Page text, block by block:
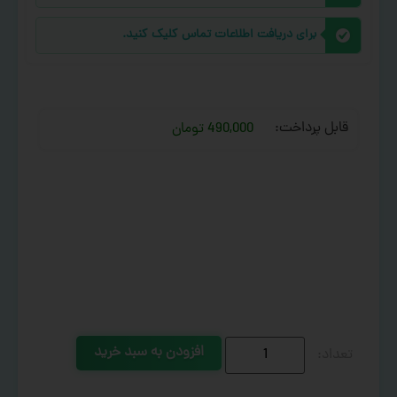
برای دریافت اطلاعات تماس کلیک کنید.
قابل پرداخت: 490,000 تومان
افزودن به سبد خرید